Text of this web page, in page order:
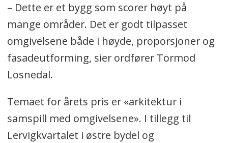
– Dette er et bygg som scorer høyt på
mange områder. Det er godt tilpasset
omgivelsene både i høyde, proporsjoner og
fasadeutforming, sier ordfører Tormod
Losnedal.
Temaet for årets pris er «arkitektur i
samspill med omgivelsene». I tillegg til
Lervigkvartalet i østre bydel og